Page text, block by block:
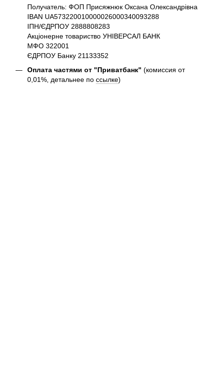
Получатель: ФОП Присяжнюк Оксана Олександрівна
IBAN UA573220010000026000340093288
ІПН/ЄДРПОУ 2888808283
Акціонерне товариство УНІВЕРСАЛ БАНК
МФО 322001
ЄДРПОУ Банку 21133352
Оплата частями от "Приватбанк" (комиссия от
0,01%, детальнее по ссылке)